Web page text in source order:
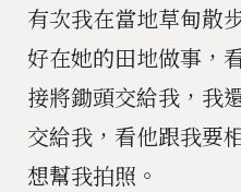
有次我在當地草甸散
好在她的田地做事，
接將鋤頭交給我，我
交給我，看他跟我要
想幫我拍照。